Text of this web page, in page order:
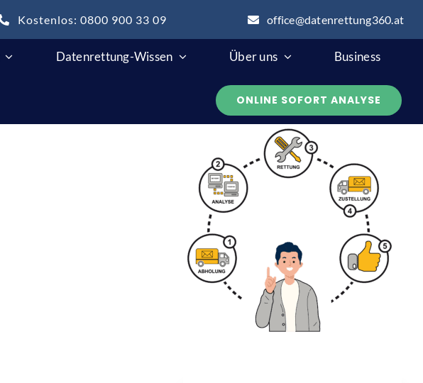
Kostenlos: 0800 900 33 09 office@datenrettung360.at
Datenrettung-Wissen Über uns Business
ONLINE SOFORT ANALYSE